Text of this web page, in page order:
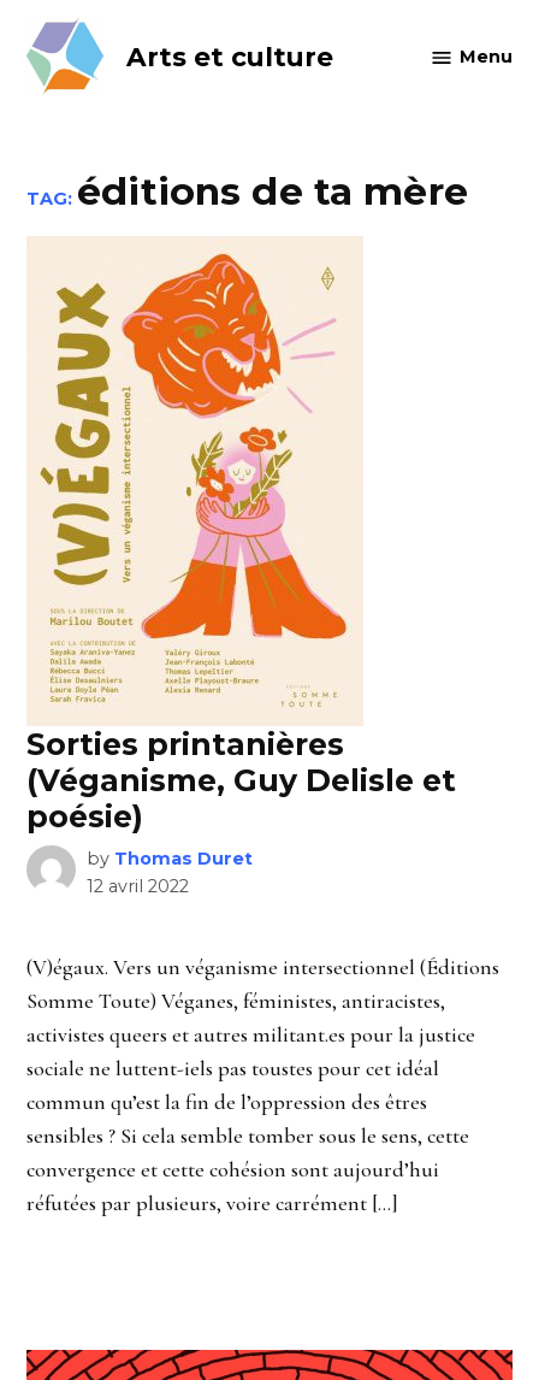
content
Arts et culture Menu
TAG: éditions de ta mère
Sorties printanières
(Véganisme, Guy Delisle et
poésie)
by Thomas Duret
12 avril 2022
(V)égaux. Vers un véganisme intersectionnel (Éditions
Somme Toute) Véganes, féministes, antiracistes,
activistes queers et autres militant.es pour la justice
sociale ne luttent-iels pas toustes pour cet idéal
commun qu’est la fin de l’oppression des êtres
sensibles ? Si cela semble tomber sous le sens, cette
convergence et cette cohésion sont aujourd’hui
réfutées par plusieurs, voire carrément […]